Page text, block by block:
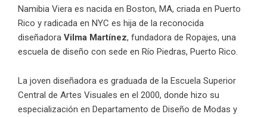
Namibia Viera es nacida en Boston, MA, criada en Puerto
Rico y radicada en NYC es hija de la reconocida
diseñadora Vilma Martínez, fundadora de Ropajes, una
escuela de diseño con sede en Río Piedras, Puerto Rico.
La joven diseñadora es graduada de la Escuela Superior
Central de Artes Visuales en el 2000, donde hizo su
especialización en Departamento de Diseño de Modas y